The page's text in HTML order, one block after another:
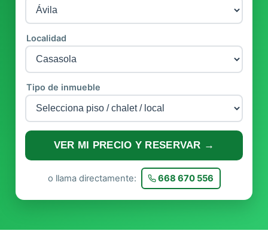
Localidad
Tipo de inmueble
VER MI PRECIO Y RESERVAR →
o llama directamente: 668 670 556